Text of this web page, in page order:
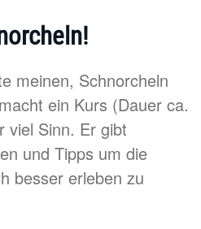
meinen, Schnorcheln
ein Kurs (Dauer ca.
viel Sinn. Er gibt
und Tipps um die
besser erleben zu